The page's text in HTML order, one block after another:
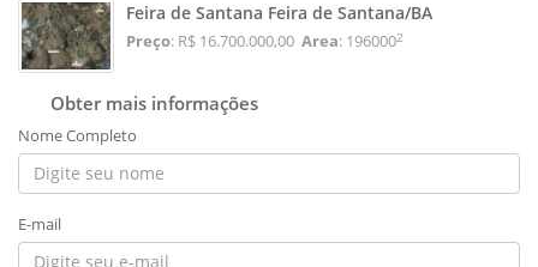
Feira de Santana Feira de Santana/BA
Preço: R$ 16.700.000,00 Area: 1960002
Obter mais informações
Nome Completo
E-mail